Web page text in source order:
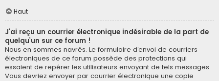
Haut
J’ai reçu un courrier électronique indésirable de la part de
quelqu’un sur ce forum !
Nous en sommes navrés. Le formulaire d’envoi de courriers
électroniques de ce forum possède des protections qui
essaient de repérer les utilisateurs envoyant de tels messages.
Vous devriez envoyer par courrier électronique une copie